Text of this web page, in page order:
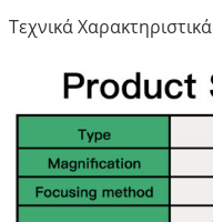
Τεχνικά Χαρακτηριστικά